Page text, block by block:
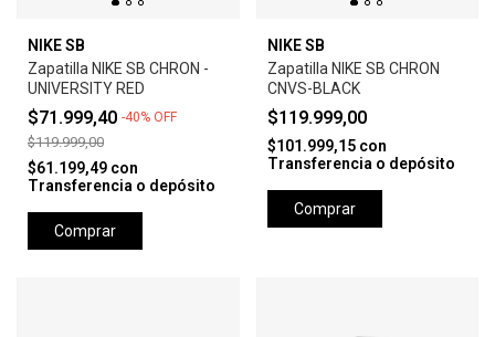
NIKE SB
Zapatilla NIKE SB CHRON -
UNIVERSITY RED
$71.999,40 -40% OFF
$119.999,00
$61.199,49 con
Transferencia o depósito
Comprar
NIKE SB
Zapatilla NIKE SB CHRON
CNVS-BLACK
$119.999,00
$101.999,15 con
Transferencia o depósito
Comprar